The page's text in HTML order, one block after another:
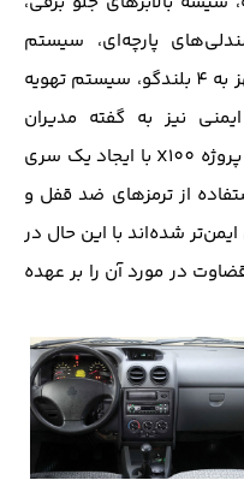
پارچه‌ای، سیستم
صوتی با پشتیبانی از پورت USB مجهز به 4 بلندگو، سیستم تهویه
نیز به گفته مدیران
شرکت‌خودرو سازی سایپا، پراید‌های پروژه X100 با ایجاد یک سری‌
از ترمز‌های ضد قفل و
شده‌اند با این حال در
در مورد آن را بر عهده